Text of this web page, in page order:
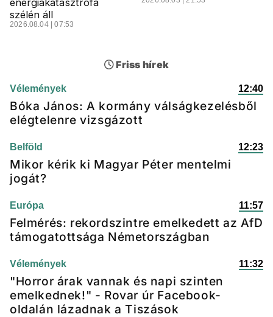
szélén áll
2026.08.04 | 07:53
Friss hírek
Vélemények 12:40
Bóka János: A kormány válságkezelésből
elégtelenre vizsgázott
Belföld 12:23
Mikor kérik ki Magyar Péter mentelmi
jogát?
Európa 11:57
Felmérés: rekordszintre emelkedett az AfD
támogatottsága Németországban
Vélemények 11:32
"Horror árak vannak és napi szinten
emelkednek!" - Rovar úr Facebook-
oldalán lázadnak a Tiszások